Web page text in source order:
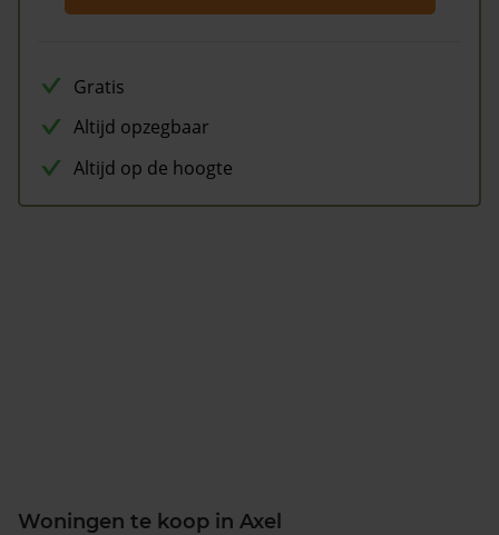
Gratis
Altijd opzegbaar
Altijd op de hoogte
Woningen te koop in Axel